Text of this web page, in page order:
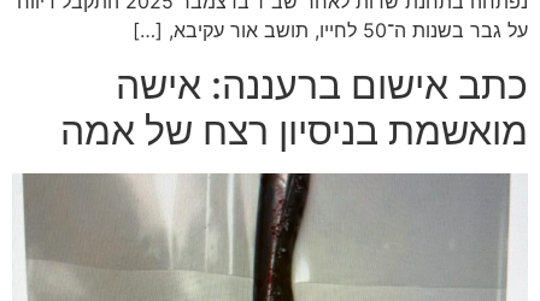
על גבר בשנות ה־50 לחייו, תושב אור עקיבא, […]
כתב אישום ברעננה: אישה
מואשמת בניסיון רצח של אמה